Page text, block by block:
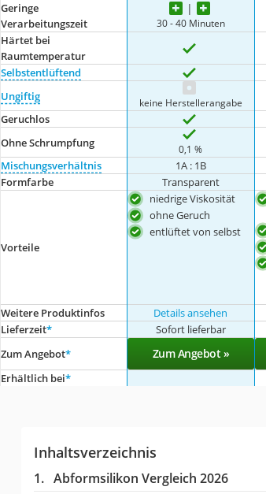
Geringe
Verarbeitungszeit
30 - 40 Minuten
Härtet bei
Raumtemperatur
Selbstentlüftend
Ungiftig keine Herstellerangabe
Geruchlos
Ohne Schrumpfung 0,1 %
Mischungsverhältnis 1A : 1B
Formfarbe
Transparent
Vorteile
niedrige Viskosität
ohne Geruch
entlüftet von selbst
Weitere Produktinfos Details ansehen
Lieferzeit* Sofort lieferbar
Zum Angebot* Zum Angebot »
Erhältlich bei*
Inhaltsverzeichnis
Abformsilikon Vergleich 2026